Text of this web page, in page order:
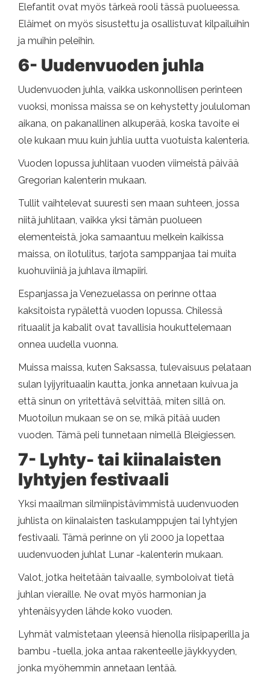
Elefantit ovat myös tärkeä rooli tässä puolueessa.
Eläimet on myös sisustettu ja osallistuvat kilpailuihin
ja muihin peleihin.
6- Uudenvuoden juhla
Uudenvuoden juhla, vaikka uskonnollisen perinteen
vuoksi, monissa maissa se on kehystetty joululoman
aikana, on pakanallinen alkuperää, koska tavoite ei
ole kukaan muu kuin juhlia uutta vuotuista kalenteria.
Vuoden lopussa juhlitaan vuoden viimeistä päivää
Gregorian kalenterin mukaan.
Tullit vaihtelevat suuresti sen maan suhteen, jossa
niitä juhlitaan, vaikka yksi tämän puolueen
elementeistä, joka samaantuu melkein kaikissa
maissa, on ilotulitus, tarjota samppanjaa tai muita
kuohuviiniä ja juhlava ilmapiiri.
Espanjassa ja Venezuelassa on perinne ottaa
kaksitoista rypälettä vuoden lopussa. Chilessä
rituaalit ja kabalit ovat tavallisia houkuttelemaan
onnea uudella vuonna.
Muissa maissa, kuten Saksassa, tulevaisuus pelataan
sulan lyijyrituaalin kautta, jonka annetaan kuivua ja
että sinun on yritettävä selvittää, miten sillä on.
Muotoilun mukaan se on se, mikä pitää uuden
vuoden. Tämä peli tunnetaan nimellä Bleigiessen.
7- Lyhty- tai kiinalaisten
lyhtyjen festivaali
Yksi maailman silmiinpistävimmistä uudenvuoden
juhlista on kiinalaisten taskulamppujen tai lyhtyjen
festivaali. Tämä perinne on yli 2000 ja lopettaa
uudenvuoden juhlat Lunar -kalenterin mukaan.
Valot, jotka heitetään taivaalle, symboloivat tietä
juhlan vieraille. Ne ovat myös harmonian ja
yhtenäisyyden lähde koko vuoden.
Lyhmät valmistetaan yleensä hienolla riisipaperilla ja
bambu -tuella, joka antaa rakenteelle jäykkyyden,
jonka myöhemmin annetaan lentää.